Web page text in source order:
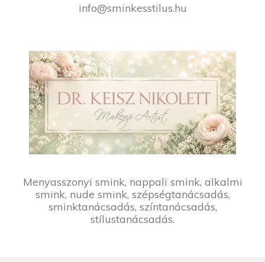
info@sminkesstilus.hu
Menyasszonyi smink, nappali smink, alkalmi
smink, nude smink, szépségtanácsadás,
sminktanácsadás, színtanácsadás,
stílustanácsadás.